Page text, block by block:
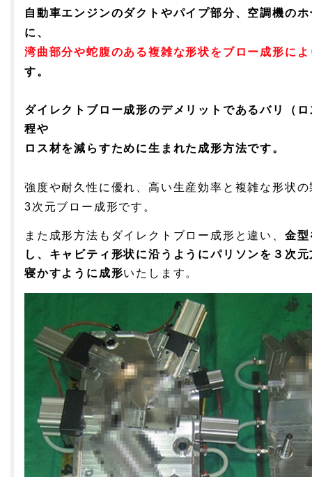
自動車エンジンのダクトやパイプ部分、空調機の
に、
湾曲部分や蛇腹のある複雑な形状をブロー成形に
す。
ダイレクトブロー成形のデメリットであるバリ（
程や
ロス材を減らすために生まれた成形方法です。
強度や耐久性に優れ、高い生産効率と複雑な形状
3次元ブロー成形です。
また成形方法もダイレクトブロー成形と違い、 金型
し、キャビティ形状に沿うようにパリソンを３次
寝かすように成形いたします。